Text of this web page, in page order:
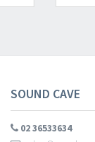
SOUND CAVE
02 36533634
delle novità, degli